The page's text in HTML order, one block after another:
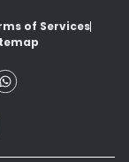
of Services